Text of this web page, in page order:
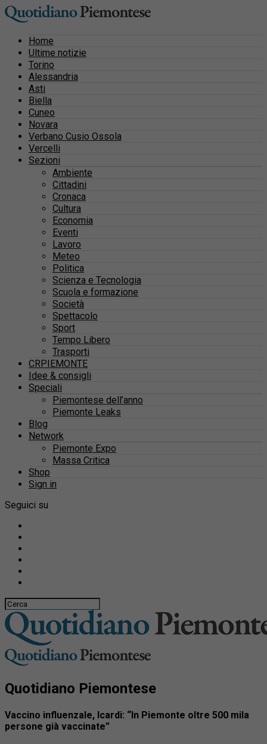
Home
Ultime notizie
Torino
Alessandria
Asti
Biella
Cuneo
Novara
Verbano Cusio Ossola
Vercelli
Sezioni
Ambiente
Cittadini
Cronaca
Cultura
Economia
Eventi
Lavoro
Meteo
Politica
Scienza e Tecnologia
Scuola e formazione
Società
Spettacolo
Sport
Tempo Libero
Trasporti
CRPIEMONTE
Idee & consigli
Speciali
Piemontese dell’anno
Piemonte Leaks
Blog
Network
Piemonte Expo
Massa Critica
Shop
Sign in
Seguici su
Quotidiano Piemontese
Vaccino influenzale, Icardi: “In Piemonte oltre 500 mila
persone già vaccinate”